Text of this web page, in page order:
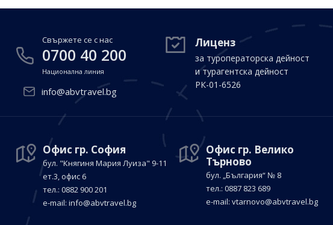
Свържете се с нас
0700 40 200
Национална линия
info@abvtravel.bg
Лиценз
за туроператорска дейност
и турагентска дейност
РК-01-6526
Офис гр. София
бул. "Княгиня Мария Луиза" 9-11
ет.3, офис 6
тел.: 0882 900 201
е-mail: info@abvtravel.bg
Офис гр. Велико
Търново
бул. „България“ № 8
тел.: 0887 823 689
е-mail: vtarnovo@abvtravel.bg